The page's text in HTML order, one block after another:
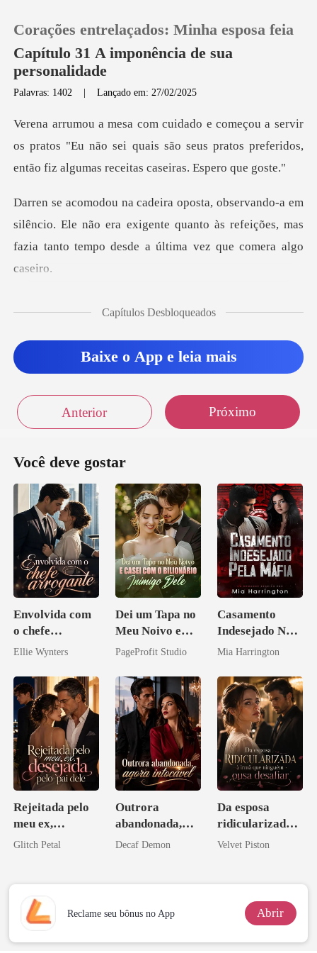
Loja
Sair
Baixar App
Corações entrelaçados: Minha esposa feia
Capítulo 31 A imponência de sua
personalidade
Palavras: 1402 |Lançado em: 27/02/2025
s pratos "Eu não sei quais são seus pratos preferidos,
êncio. Ele não era exigente quanto às refeições, mas
fazi
Capítulos Desbloqueados
Baixe o App e leia mais
Anterior Próximo
Você deve gostar
Envolvida com
o chefe
arrogante
Ellie Wynters
Dei um Tapa no
Meu Noivo e
Casei com o
Inimigo Dele
PageProfit Studio
Casamento
Indesejado Na
Máfia
Mia Harrington
Rejeitada pelo
meu ex,
desejada pelo
Glitch Petal
Outrora
abandonada,
agora intocável
Decaf Demon
Da esposa
ridicularizada à
irmã que
Velvet Piston
Reclame seu bônus no App Abrir